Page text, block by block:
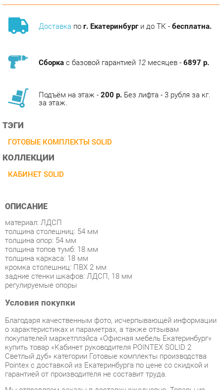
Доставкапог. Екатеринбурги до ТК -бесплатна.
ТЭГИ
КАБИНЕТ SOLID
ОПИСАНИЕ
толщина столешниц: 54 мм
толщина опор: 54 мм
толщина топов тумб: 18 мм
толщина каркаса: 18 мм
кромка столешниц: ПВХ 2 мм
задние стенки шкафов: ЛДСП, 18 мм
регулируемые опоры
Условия покупки
Благодаря качественным фото, исчерпывающей информации
покупателей маркетплэйса «Офисная мебель Екатеринбург»
Светлый дуб» категории Готовые комплекты производства
Pointex с доставкой из Екатеринбурга по цене со скидкой и
гарантией от производителя не составит труда.
Мы отправляем заказы в доставку ежедневно. Товары из
ассортимента в наличии на складе в Екатеринбурге вы
получите не позднее48-ми часовс момента оформления
заказа. Дополнительно вы можете заказать подъём на этаж